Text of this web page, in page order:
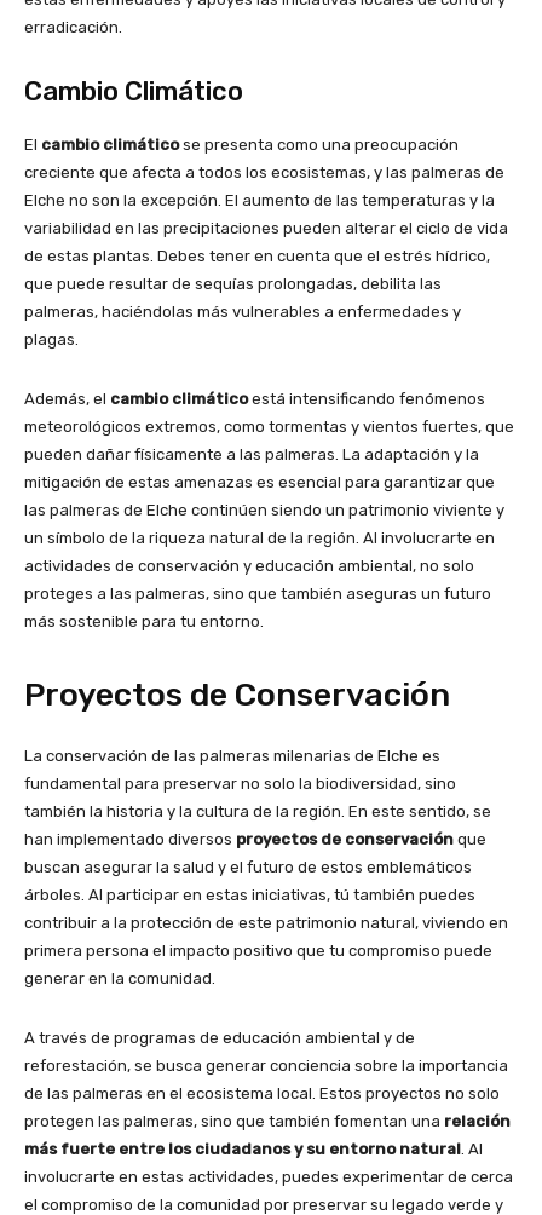
erradicación.
Cambio Climático
El cambio climáticose presenta como una preocupación
creciente que afecta a todos los ecosistemas, y las palmeras de
Elche no son la excepción. El aumento de las temperaturas y la
variabilidad en las precipitaciones pueden alterar el ciclo de vida
de estas plantas. Debes tener en cuenta que el estrés hídrico,
que puede resultar de sequías prolongadas, debilita las
palmeras, haciéndolas más vulnerables a enfermedades y
plagas.
Además, el cambio climáticoestá intensificando fenómenos
meteorológicos extremos, como tormentas y vientos fuertes, que
pueden dañar físicamente a las palmeras. La adaptación y la
mitigación de estas amenazas es esencial para garantizar que
las palmeras de Elche continúen siendo un patrimonio viviente y
un símbolo de la riqueza natural de la región. Al involucrarte en
actividades de conservación y educación ambiental, no solo
proteges a las palmeras, sino que también aseguras un futuro
más sostenible para tu entorno.
Proyectos de Conservación
La conservación de las palmeras milenarias de Elche es
fundamental para preservar no solo la biodiversidad, sino
también la historia y la cultura de la región. En este sentido, se
han implementado diversos proyectos de conservación que
buscan asegurar la salud y el futuro de estos emblemáticos
árboles. Al participar en estas iniciativas, tú también puedes
contribuir a la protección de este patrimonio natural, viviendo en
primera persona el impacto positivo que tu compromiso puede
generar en la comunidad.
A través de programas de educación ambiental y de
reforestación, se busca generar conciencia sobre la importancia
de las palmeras en el ecosistema local. Estos proyectos no solo
protegen las palmeras, sino que también fomentan una relación
más fuerte entre los ciudadanos y su entorno natural. Al
involucrarte en estas actividades, puedes experimentar de cerca
el compromiso de la comunidad por preservar su legado verde y